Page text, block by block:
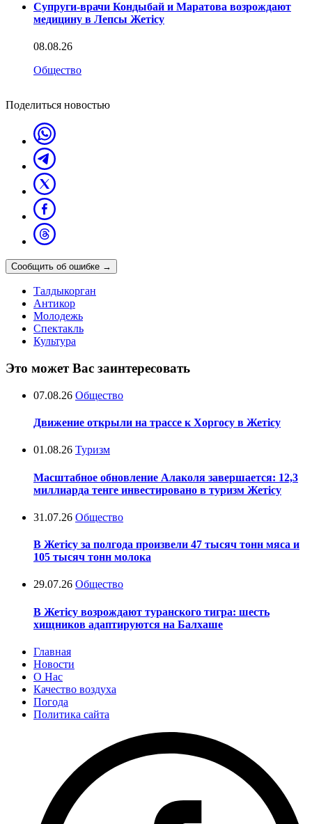
Супруги-врачи Кондыбай и Маратова возрождают
медицину в Лепсы Жетісу
08.08.26
Общество
Поделиться новостью
Сообщить об ошибке →
Талдыкорган
Антикор
Молодежь
Спектакль
Культура
Это может Вас заинтересовать
07.08.26 Общество
Движение открыли на трассе к Хоргосу в Жетісу
01.08.26 Туризм
Масштабное обновление Алаколя завершается: 12,3
миллиарда тенге инвестировано в туризм Жетісу
31.07.26 Общество
В Жетісу за полгода произвели 47 тысяч тонн мяса и
105 тысяч тонн молока
29.07.26 Общество
В Жетісу возрождают туранского тигра: шесть
хищников адаптируются на Балхаше
Главная
Новости
О Нас
Качество воздуха
Погода
Политика сайта